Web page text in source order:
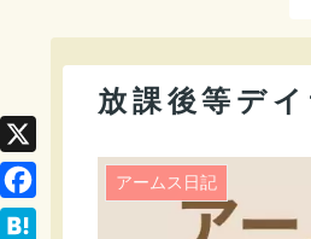
放課後等デ
アームス日記
X
F